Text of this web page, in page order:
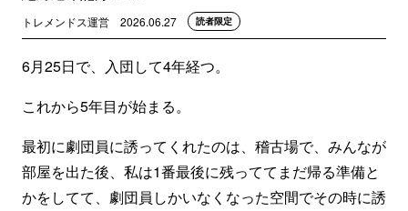
トレメンドス運営 2026.06.27 読者限定
6月25日で、入団して4年経つ。
これから5年目が始まる。
最初に劇団員に誘ってくれたのは、稽古場で、みんなが
部屋を出た後、私は1番最後に残っててまだ帰る準備と
かをしてて、劇団員しかいなくなった空間でその時に誘